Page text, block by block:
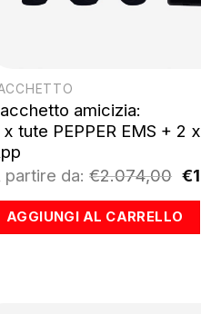
amicizia:
x tute PEPPER EMS + 2
partire da:€2.074,00 Il
era:
€
AGGIUNGI AL CARRELLO